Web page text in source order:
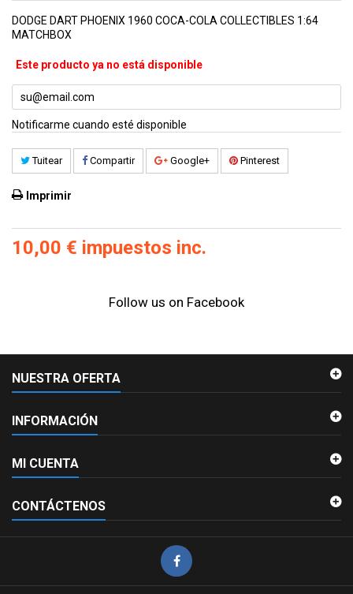
DODGE DART PHOENIX 1960 COCA-COLA COLLECTIBLES 1:64
MATCHBOX
Este producto ya no está disponible
Notificarme cuando esté disponible
Tuitear Compartir Google+ Pinterest
Imprimir
10,00 € impuestos inc.
Follow us on Facebook
NUESTRA OFERTA
INFORMACIÓN
MI CUENTA
CONTÁCTENOS